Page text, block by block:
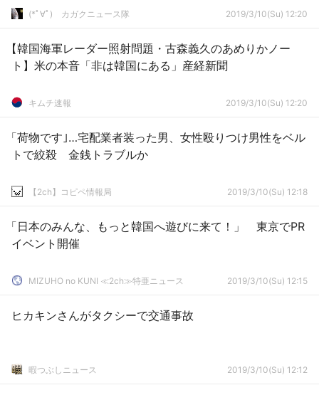
(*ﾟ∀ﾟ)ゞカガクニュース隊 2019/3/10(Su) 12:20
【韓国海軍レーダー照射問題・古森義久のあめりかノー
ト】米の本音「非は韓国にある」産経新聞
キムチ速報 2019/3/10(Su) 12:20
「荷物です｣…宅配業者装った男、女性殴りつけ男性をベル
トで絞殺 金銭トラブルか
【2ch】コピペ情報局 2019/3/10(Su) 12:18
「日本のみんな、もっと韓国へ遊びに来て！」 東京でPR
イベント開催
MIZUHO no KUNI ≪2ch≫特亜ニュース 2019/3/10(Su) 12:15
ヒカキンさんがタクシーで交通事故
暇つぶしニュース 2019/3/10(Su) 12:12